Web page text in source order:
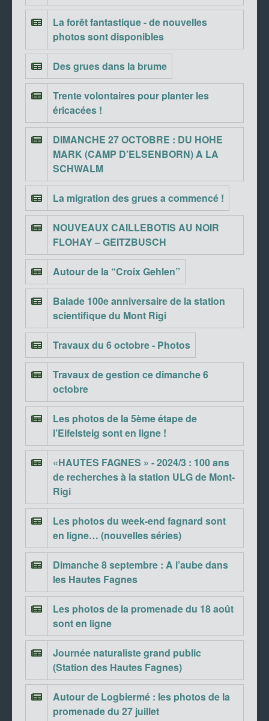
La forêt fantastique - de nouvelles
photos sont disponibles
Des grues dans la brume
Trente volontaires pour planter les
éricacées !
DIMANCHE 27 OCTOBRE : DU HOHE
MARK (CAMP D’ELSENBORN) A LA
SCHWALM
La migration des grues a commencé !
NOUVEAUX CAILLEBOTIS AU NOIR
FLOHAY – GEITZBUSCH
Autour de la “Croix Gehlen”
Balade 100e anniversaire de la station
scientifique du Mont Rigi
Travaux du 6 octobre - Photos
Travaux de gestion ce dimanche 6
octobre
Les photos de la 5ème étape de
l’Eifelsteig sont en ligne !
«HAUTES FAGNES » - 2024/3 : 100 ans
de recherches à la station ULG de Mont-
Rigi
Les photos du week-end fagnard sont
en ligne… (nouvelles séries)
Dimanche 8 septembre : A l’aube dans
les Hautes Fagnes
Les photos de la promenade du 18 août
sont en ligne
Journée naturaliste grand public
(Station des Hautes Fagnes)
Autour de Logbiermé : les photos de la
promenade du 27 juillet